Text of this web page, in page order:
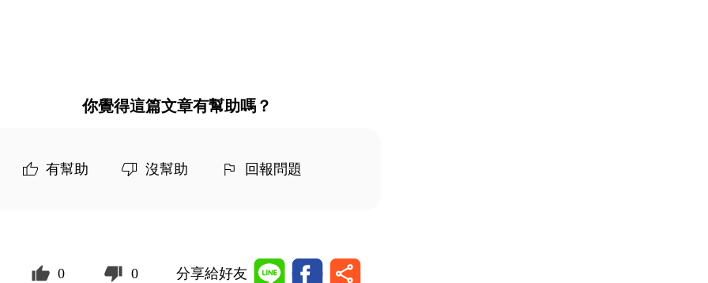
你覺得這篇文章有幫助嗎？
有幫助 沒幫助 回報問題
0 0 分享給好友